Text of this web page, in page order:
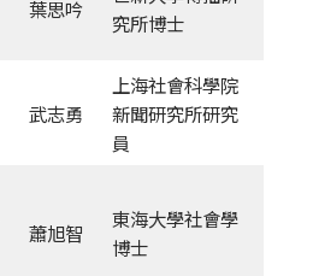
葉思吟
究所博士
武志勇
上海社會科學院
新聞研究所研究
員
蕭旭智
東海大學社會學
博士